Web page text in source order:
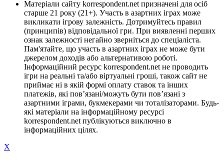
Матеріали сайту korrespondent.net призначені для осіб
старше 21 року (21+). Участь в азартних іграх може
викликати ігрову залежність. Дотримуйтесь правил
(принципів) відповідальної гри. При виявленні перших
ознак залежності негайно зверніться до спеціаліста.
Пам'ятайте, що участь в азартних іграх не може бути
джерелом доходів або альтернативою роботі.
Інформаційний ресурс korrespondent.net не проводить
ігри на реальні та/або віртуальні гроші, також сайт не
приймає ні в якій формі оплату ставок та інших
платежів, які пов’язані/можуть бути пов’язані з
азартними іграми, букмекерами чи тоталізаторами. Будь-
які матеріали на інформаційному ресурсі
korrespondent.net публікуються виключно в
інформаційних цілях.
X